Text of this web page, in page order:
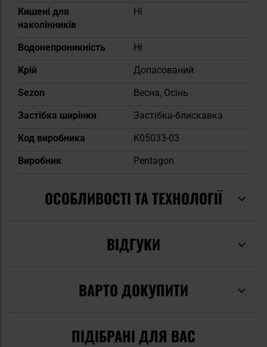
Кишені для
наколінників
Ні
Водонепроникність
Ні
Крій
Допасований
Sezon
Весна, Осінь
Застібка ширінки
Застібка-блискавка
Код виробника
K05033-03
Виробник
Pentagon
ОСОБЛИВОСТІ ТА ТЕХНОЛОГІЇ
ВІДГУКИ
ВАРТО ДОКУПИТИ
ПІДІБРАНІ ДЛЯ ВАС